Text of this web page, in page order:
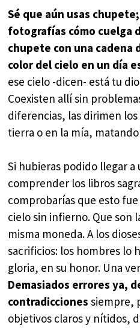
Sé que aún usas
fotografías cómo cuelga
chupete con una cadena
color del cielo en un día
ese cielo -dicen- está tu
Coexisten allí sin
diferencias, las dirimen
tierra o en la mía,
Si hubieras podido llegar a
comprender los libros
comprobarías que esto
cielo sin infierno. Que son
misma moneda. A los
sacrificios: los hombres lo
gloria, en su honor. Una
Demasiados errores ya,
contradicciones siempre,
objetivos claros y nítidos,